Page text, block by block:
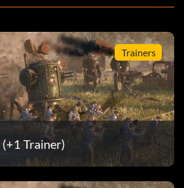
Trainers
Trainer)